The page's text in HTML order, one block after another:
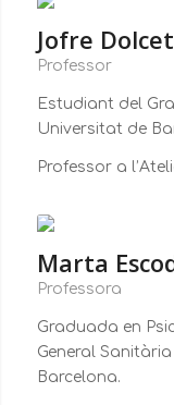
Jofre Dolcet
Professor
Estudiant del
Universitat de
Professor a
Marta
Professora
Graduada en
General
Barcelona.